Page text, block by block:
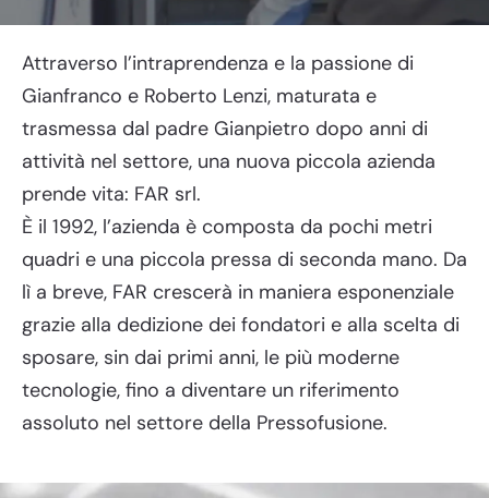
Attraverso l’intraprendenza e la passione di
Gianfranco e Roberto Lenzi, maturata e
trasmessa dal padre Gianpietro dopo anni di
attività nel settore, una nuova piccola azienda
prende vita: FAR srl.
È il 1992, l’azienda è composta da pochi metri
quadri e una piccola pressa di seconda mano. Da
lì a breve, FAR crescerà in maniera esponenziale
grazie alla dedizione dei fondatori e alla scelta di
sposare, sin dai primi anni, le più moderne
tecnologie, fino a diventare un riferimento
assoluto nel settore della Pressofusione.